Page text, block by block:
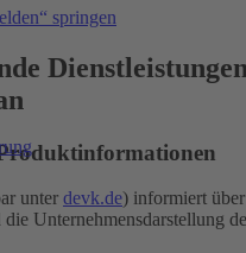
springen
unter devk.de) informiert über
Unternehmensdarstellung